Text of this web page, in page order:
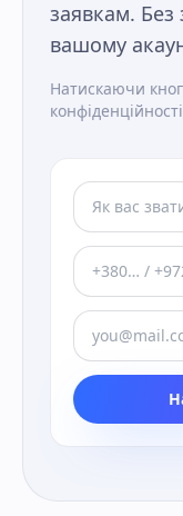
заявкам. Без
вашому
Натискаючи